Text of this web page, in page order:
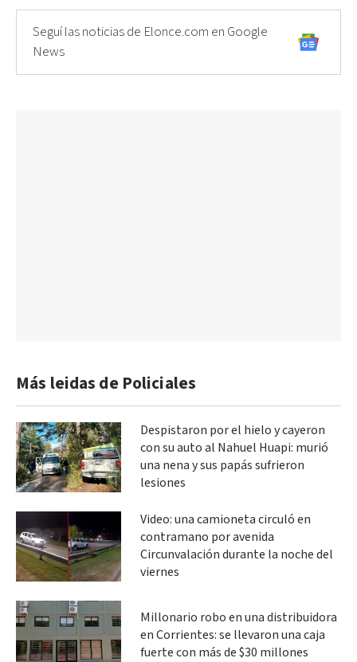
Seguí las noticias de Elonce.com en Google
News
Más leidas de Policiales
Despistaron por el hielo y cayeron
con su auto al Nahuel Huapi: murió
una nena y sus papás sufrieron
lesiones
Video: una camioneta circuló en
contramano por avenida
Circunvalación durante la noche del
viernes
Millonario robo en una distribuidora
en Corrientes: se llevaron una caja
fuerte con más de $30 millones